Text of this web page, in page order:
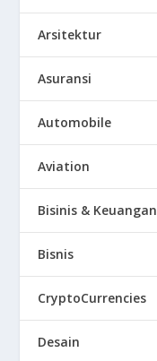
Arsitektur
Asuransi
Automobile
Aviation
Bisinis & Keuangan
Bisnis
CryptoCurrencies
Desain